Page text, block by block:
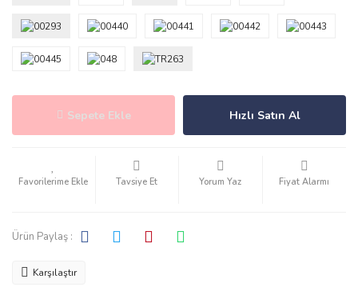
Sepete Ekle Hızlı Satın Al
Tavsiye Et Yorum Yaz Fiyat Alarmı
Ürün Paylaş :
Karşılaştır